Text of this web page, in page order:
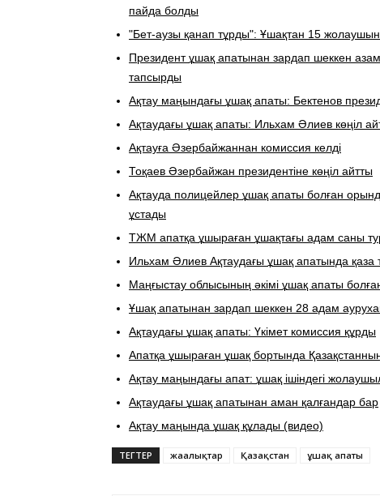
пайда болды
"Бет-аузы қанап тұрды": Ұшақтан 15
Президент ұшақ апатынан зардап шеккен
тапсырды
Ақтау маңындағы ұшақ апаты: Бектенов
Ақтаудағы ұшақ апаты: Ильхам Әлиев көңіл
Ақтауға Әзербайжаннан комиссия келді
Тоқаев Әзербайжан президентіне көңіл айтты
Ақтауда полицейлер ұшақ апаты болған
ұстады
ТЖМ апатқа ұшыраған ұшақтағы адам саны
Ильхам Әлиев Ақтаудағы ұшақ апатында қаза
Маңғыстау облысының әкімі ұшақ апаты
Ұшақ апатынан зардап шеккен 28 адам
Ақтаудағы ұшақ апаты: Үкімет комиссия құрды
​Апатқа ұшыраған ұшақ бортында
Ақтау маңындағы апат: ұшақ ішіндегі
Ақтаудағы ұшақ апатынан аман қалғандар бар
Ақтау маңында ұшақ құлады (видео)
ТЕГТЕР жаңалықтар Қазақстан ұшақ апаты